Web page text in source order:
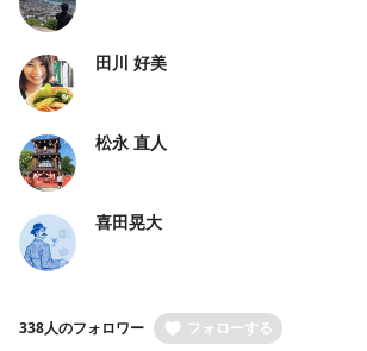
田川 好美
松永 直人
喜田晃大
338人のフォロワー フォローする